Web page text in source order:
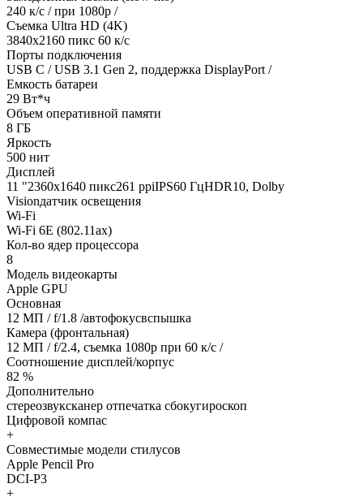
240 к/с / при 1080р /
Съемка Ultra HD (4K)
3840х2160 пикс 60 к/с
Порты подключения
USB C / USB 3.1 Gen 2, поддержка DisplayPort /
Емкость батареи
29 Вт*ч
Объем оперативной памяти
8 ГБ
Яркость
500 нит
Дисплей
11 "2360х1640 пикс261 ppiIPS60 ГцHDR10, Dolby
Visionдатчик освещения
Wi-Fi
Wi-Fi 6E (802.11ax)
Кол-во ядер процессора
8
Модель видеокарты
Apple GPU
Основная
12 МП / f/1.8 /автофокусвспышка
Камера (фронтальная)
12 МП / f/2.4, съемка 1080р при 60 к/с /
Соотношение дисплей/корпус
82 %
Дополнительно
стереозвуксканер отпечатка сбокугироскоп
Цифровой компас
+
Совместимые модели стилусов
Apple Pencil Pro
DCI-P3
+